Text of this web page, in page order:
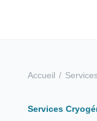
Accueil /
Services